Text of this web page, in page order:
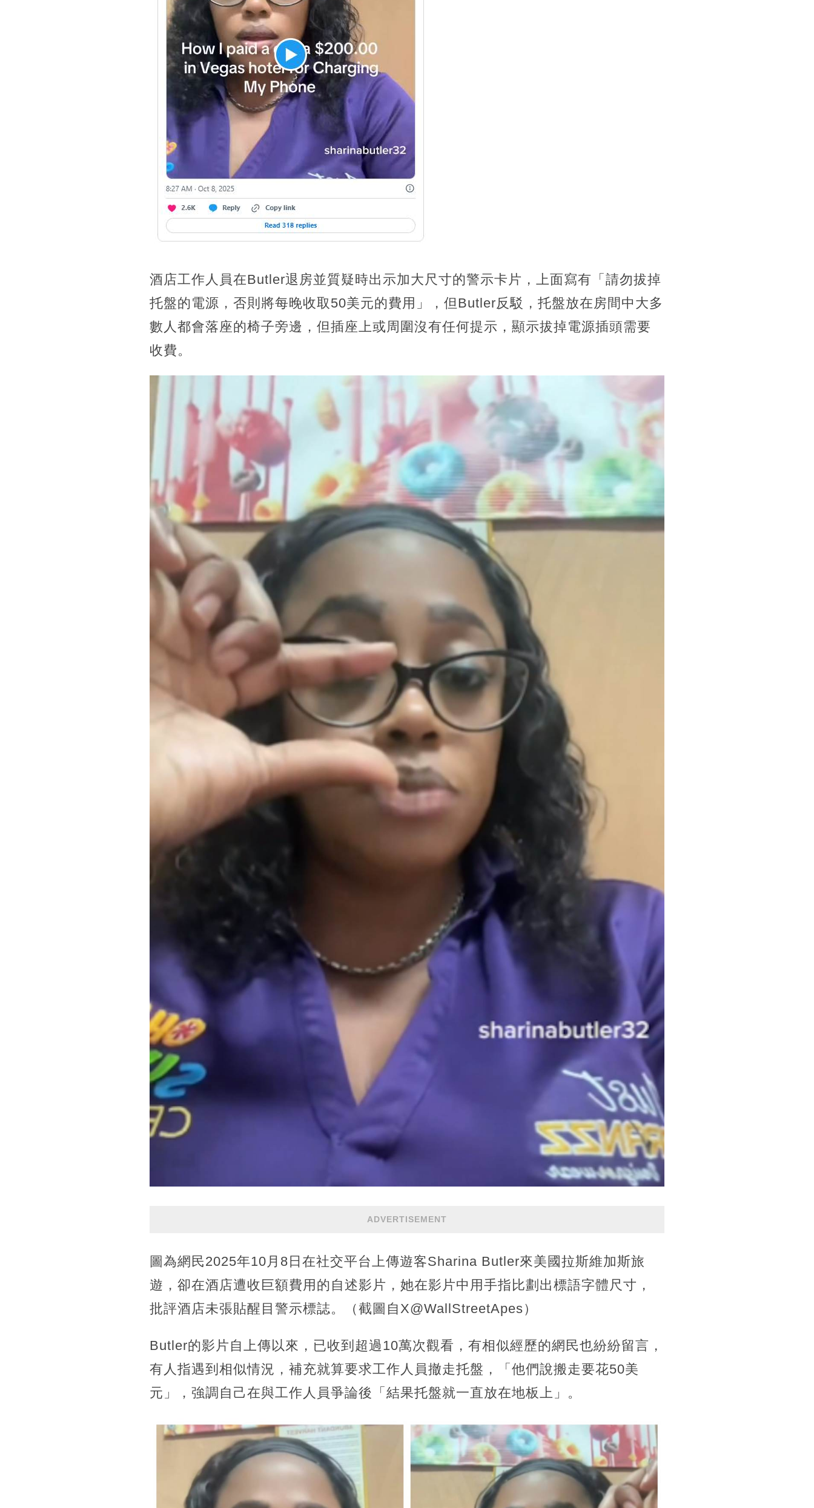
酒店工作人員在Butler退房並質疑時出示加大尺寸的警示卡片，上面寫有「請勿拔掉
托盤的電源，否則將每晚收取50美元的費用」，但Butler反駁，托盤放在房間中大多
數人都會落座的椅子旁邊，但插座上或周圍沒有任何提示，顯示拔掉電源插頭需要
收費。
ADVERTISEMENT
圖為網民2025年10月8日在社交平台上傳遊客Sharina Butler來美國拉斯維加斯旅
遊，卻在酒店遭收巨額費用的自述影片，她在影片中用手指比劃出標語字體尺寸，
批評酒店未張貼醒目警示標誌。（截圖自X@WallStreetApes）
Butler的影片自上傳以來，已收到超過10萬次觀看，有相似經歷的網民也紛紛留言，
有人指遇到相似情況，補充就算要求工作人員撤走托盤，「他們說搬走要花50美
元」，強調自己在與工作人員爭論後「結果托盤就一直放在地板上」。